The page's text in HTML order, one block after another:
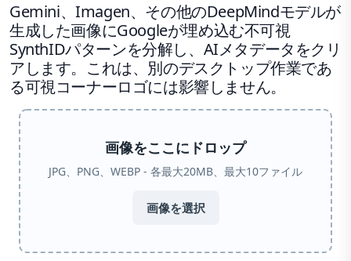
Gemini、Imagen、その他のDeepMindモデルが
生成した画像にGoogleが埋め込む不可視
SynthIDパターンを分解し、AIメタデータをクリ
アします。これは、別のデスクトップ作業であ
る可視コーナーロゴには影響しません。
画像をここにドロップ
JPG、PNG、WEBP - 各最大20MB、最大10ファイル
画像を選択